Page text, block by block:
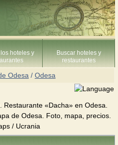
hoteles y
Buscar hoteles y
restaurantes
Odesa / Odesa
«Dacha» en Odesa.
de Odesa. Foto, mapa, precios.
/ Ucrania